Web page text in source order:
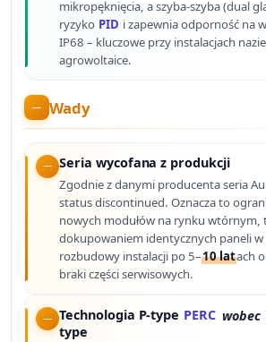
mikropęknięcia, a szyba-szyba (dual
ryzyko PID i zapewnia odporność na
IP68 – kluczowe przy instalacjach
agrowoltaice.
Wady
Seria wycofana z produkcji
Zgodnie z danymi producenta seria
status discontinued. Oznacza to
nowych modułów na rynku wtórnym,
dokupowaniem identycznych paneli w
rozbudowy instalacji po 5–10 latach
braki części serwisowych.
Technologia P-type PERC wobec
type